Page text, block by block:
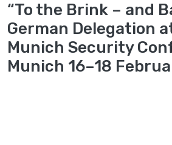
“To the Brink – and
German Delegation
Munich Security
Munich 16–18